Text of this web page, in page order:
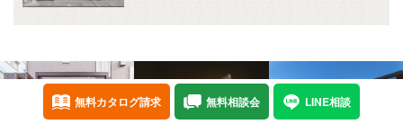
無料カタログ請求 無料相談会 LINE相談